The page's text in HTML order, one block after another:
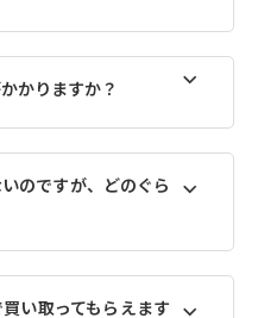
かりますか？
のですが、どのぐら
い取ってもらえます